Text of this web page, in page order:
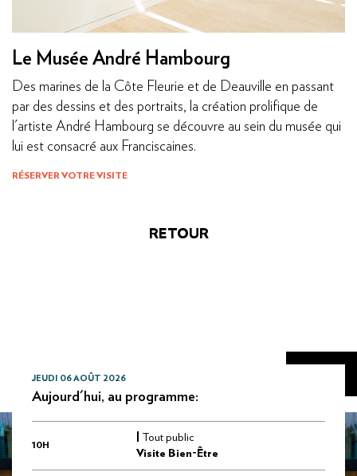
Le Musée André Hambourg
Des marines de la Côte Fleurie et de Deauville en passant
par des dessins et des portraits, la création prolifique de
l'artiste André Hambourg se découvre au sein du musée qui
lui est consacré aux Franciscaines.
RÉSERVER VOTRE VISITE
RETOUR
JEUDI 06 AOÛT 2026
Aujourd'hui, au programme:
10H
Tout public
Visite Bien-Être